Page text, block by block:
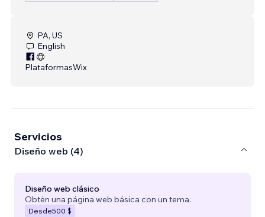
PA, US
English
PlataformasWix
Servicios
Diseño web (4)
Diseño web clásico
Obtén una página web básica con un tema.
Desde500 $